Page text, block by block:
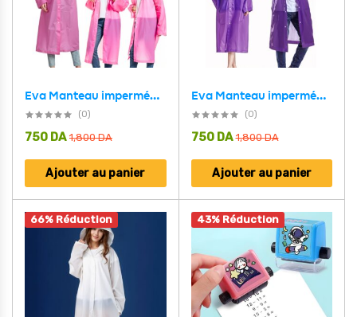
Eva Manteau imperméable à capuche – Rose – معطف بغطاء رأس مقاوم للماء
(0)
1,800DA
750 DA
Ajouter au panier
Eva Manteau imperméable à capuche – Mauve – معطف بغطاء رأس مقاوم للماء
(0)
1,800DA
750 DA
Ajouter au panier
66% Réduction 43% Réduction